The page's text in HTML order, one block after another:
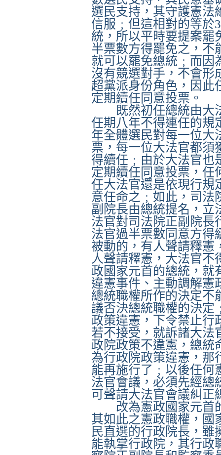
選民支持，其守護憲法
信服﹔但這相對的等於
統，所以平時要提案罷
半票數方得罷免之，不
就可以罷免總統﹔而因
沒有競選對手，不會形
超黨派身份角色，因此
定期續任同意投票。
既然初任總統由大
任期八年不得連任的規
年全體選民對每一位大
票，每一位大法官都須
得續任﹔由於大法官也
定期續任同意投票，任
任大法官還是依現行規
意任命之﹔如此，司法
副院長由總統提名，立
法官對司法院正副院長
法官過半票數同意方得
被動的，有人聲請釋憲
人聲請釋憲，大法官不
政國家元首的總統，就
違憲事件、主動調解憲
總統職權所作的決定不
議否決總統職權的決定
政策違憲，下令禁止行
若不接受，就訴諸大法
政院政策不違憲，總統
為行政院政策違憲，那
能再施行了﹔以後任何
法官會議，必須先經總
可聲請大法官會議糾正
改為憲政國家元首
其如此之憲政職權，國
民直選的行政院長，雖
能執掌行政院，其行政